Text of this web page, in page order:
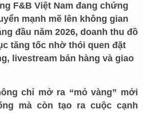
F&B Việt Nam đang chứng
mạnh mẽ lên không gian
đầu năm 2026, doanh thu đồ
tăng tốc nhờ thói quen đặt
livestream bán hàng và giao
chỉ mở ra “mỏ vàng” mới
mà còn tạo ra cuộc cạnh